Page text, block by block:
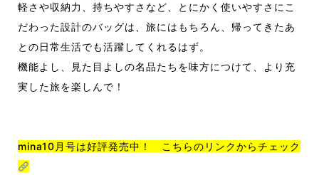
軽さや収納力、持ちやすさなど、とにかく使いやすさにこ
だわった設計のバッグは、旅にはもちろん、帰ってきたあ
との日常生活でも活躍してくれるはず。
機能よし、見た目よしの名品たちを味方につけて、より充
実した旅を楽しんで！
mina10月号は好評発売中！ こちらのリンクからチェック